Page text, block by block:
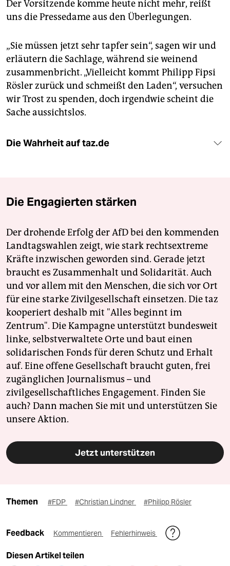
Der Vorsitzende komme heute nicht mehr, reißt
uns die Pressedame aus den Überlegungen.
„Sie müssen jetzt sehr tapfer sein“, sagen wir und
erläutern die Sachlage, während sie weinend
zusammenbricht. „Vielleicht kommt Philipp Fipsi
Rösler zurück und schmeißt den Laden“, versuchen
wir Trost zu spenden, doch irgendwie scheint die
Sache aussichtslos.
Die Wahrheit auf taz.de
Die Engagierten stärken
Der drohende Erfolg der AfD bei den kommenden
Landtagswahlen zeigt, wie stark rechtsextreme
Kräfte inzwischen geworden sind. Gerade jetzt
braucht es Zusammenhalt und Solidarität. Auch
und vor allem mit den Menschen, die sich vor Ort
für eine starke Zivilgesellschaft einsetzen. Die taz
kooperiert deshalb mit "Alles beginnt im
Zentrum". Die Kampagne unterstützt bundesweit
linke, selbstverwaltete Orte und baut einen
solidarischen Fonds für deren Schutz und Erhalt
auf. Eine offene Gesellschaft braucht guten, frei
zugänglichen Journalismus – und
zivilgesellschaftliches Engagement. Finden Sie
auch? Dann machen Sie mit und unterstützen Sie
unsere Aktion.
Jetzt unterstützen
Themen #FDP #Christian Lindner #Philipp Rösler
Feedback Kommentieren Fehlerhinweis
Diesen Artikel teilen